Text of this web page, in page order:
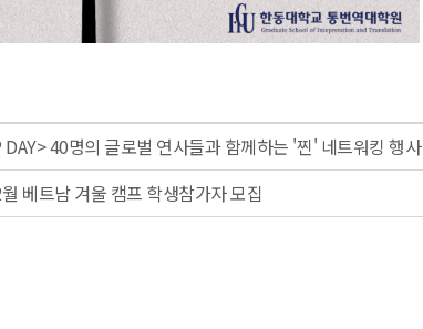
40명의 글로벌 연사들과 함께하는 '찐' 네트워킹 행사
베트남 겨울 캠프 학생참가자 모집